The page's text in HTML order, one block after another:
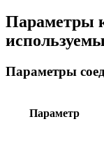
Параметры
Параметры
Параметр